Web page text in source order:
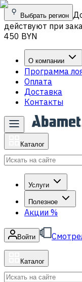
Выбрать регион
действуют при
450 BYN
О компании
Программа
Оплата
Доставка
Контакты
Каталог
Услуги
Полезное
Акции %
Войти
Каталог